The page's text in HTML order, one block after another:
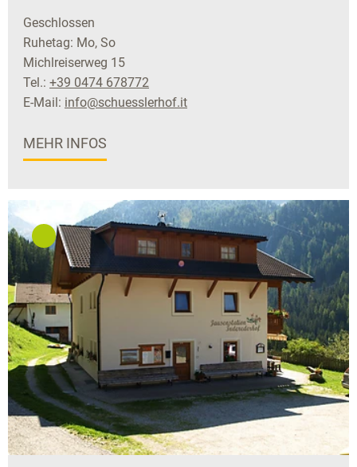
Geschlossen
Ruhetag: Mo, So
Michlreiserweg 15
Tel.: +39 0474 678772
E-Mail: info@schuesslerhof.it
MEHR INFOS